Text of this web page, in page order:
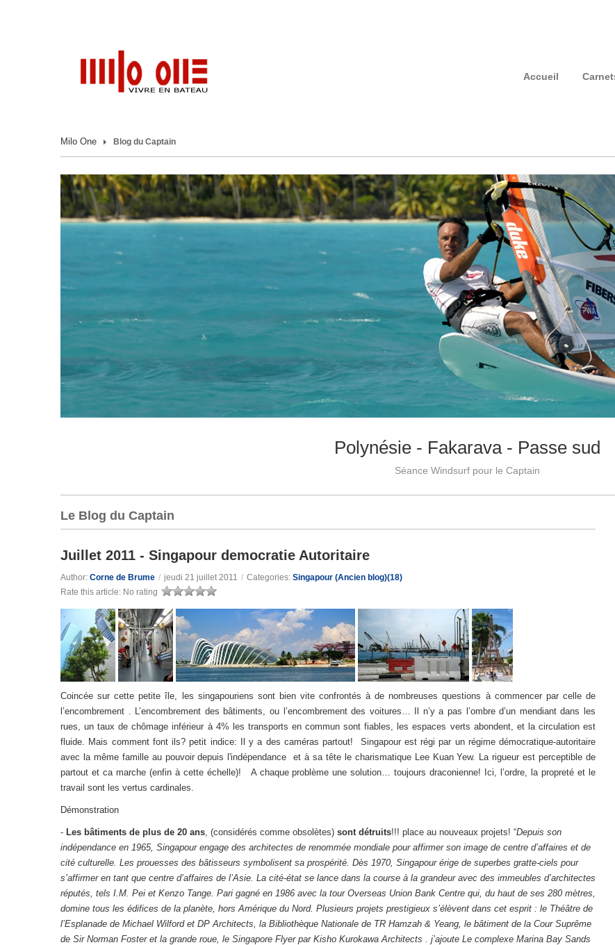
Accueil
Milo One Blog du Captain
Polynésie - Fakarava - Passe sud
Séance Windsurf pour le Captain
Le Blog du Captain
Juillet 2011 - Singapour democratie Autoritaire
Author: Corne de Brume / jeudi 21 juillet 2011 / Categories: Singapour (Ancien blog)(18)
Rate this article: No rating
Coincée sur cette petite île, les singapouriens sont bien vite confrontés à de nombreuses questions à commencer par celle de
l’encombrement . L’encombrement des bâtiments, ou l’encombrement des voitures… Il n’y a pas l’ombre d’un mendiant dans les
rues, un taux de chômage inférieur à 4% les transports en commun sont fiables, les espaces verts abondent, et la circulation est
fluide. Mais comment font ils? petit indice: Il y a des caméras partout! Singapour est régi par un régime démocratique-autoritaire
avec la même famille au pouvoir depuis l'indépendance et à sa tête le charismatique Lee Kuan Yew. La rigueur est perceptible de
partout et ca marche (enfin à cette échelle)! A chaque problème une solution… toujours draconienne! Ici, l’ordre, la propreté et le
travail sont les vertus cardinales.
Démonstration
- Les bâtiments de plus de 20 ans, (considérés comme obsolètes) sont détruits!!! place au nouveaux projets! “Depuis son
indépendance en 1965, Singapour engage des architectes de renommée mondiale pour affirmer son image de centre d’affaires et de
cité culturelle. Les prouesses des bâtisseurs symbolisent sa prospérité. Dès 1970, Singapour érige de superbes gratte-ciels pour
s’affirmer en tant que centre d’affaires de l’Asie. La cité-état se lance dans la course à la grandeur avec des immeubles d’architectes
réputés, tels I.M. Pei et Kenzo Tange. Pari gagné en 1986 avec la tour Overseas Union Bank Centre qui, du haut de ses 280 mètres,
domine tous les édifices de la planète, hors Amérique du Nord. Plusieurs projets prestigieux s’élèvent dans cet esprit : le Théâtre de
l’Esplanade de Michael Wilford et DP Architects, la Bibliothèque Nationale de TR Hamzah & Yeang, le bâtiment de la Cour Suprême
de Sir Norman Foster et la grande roue, le Singapore Flyer par Kisho Kurokawa Architects . j’ajoute Le complexe Marina Bay Sands